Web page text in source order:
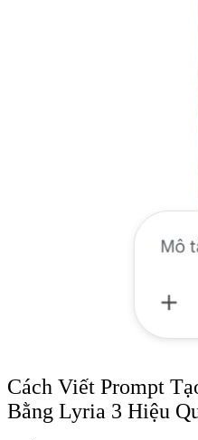
Cách Viết Prompt
Bằng Lyria 3 Hiệu